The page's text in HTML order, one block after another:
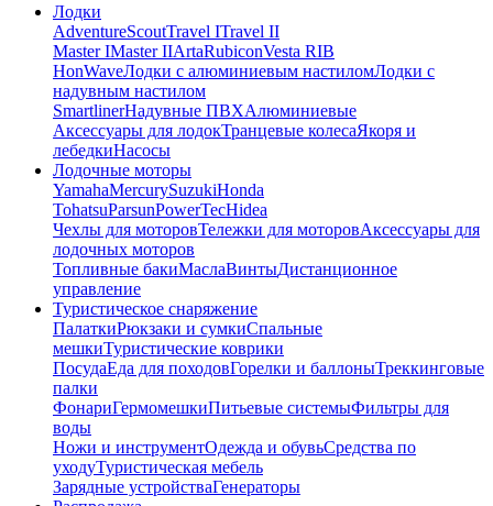
Лодки
AdventureScoutTravel ITravel II
Master IMaster IIArtaRubiconVesta RIB
HonWaveЛодки с алюминиевым настиломЛодки с
надувным настилом
SmartlinerНадувные ПВХАлюминиевые
Аксессуары для лодокТранцевые колесаЯкоря и
лебедкиНасосы
Лодочные моторы
YamahaMercurySuzukiHonda
TohatsuParsunPowerTecHidea
Чехлы для моторовТележки для моторовАксессуары для
лодочных моторов
Топливные бакиМаслаВинтыДистанционное
управление
Туристическое снаряжение
ПалаткиРюкзаки и сумкиСпальные
мешкиТуристические коврики
ПосудаЕда для походовГорелки и баллоныТреккинговые
палки
ФонариГермомешкиПитьевые системыФильтры для
воды
Ножи и инструментОдежда и обувьСредства по
уходуТуристическая мебель
Зарядные устройстваГенераторы